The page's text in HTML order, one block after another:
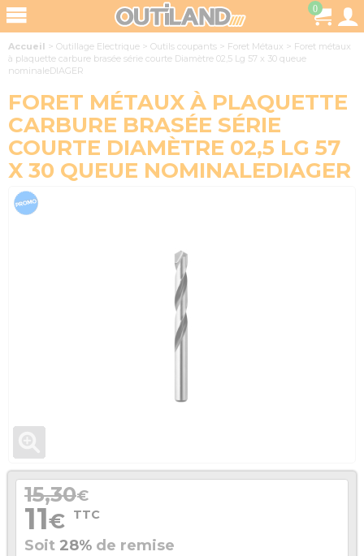
0
Accueil > Outillage Electrique > Outils coupants > Foret Métaux > Foret métaux
à plaquette carbure brasée série courte Diamètre 02,5 Lg 57 x 30 queue
nominaleDIAGER
FORET MÉTAUX À PLAQUETTE
CARBURE BRASÉE SÉRIE
COURTE DIAMÈTRE 02,5 LG 57
X 30 QUEUE NOMINALEDIAGER
15,30€
11€ TTC
Soit 28% de remise